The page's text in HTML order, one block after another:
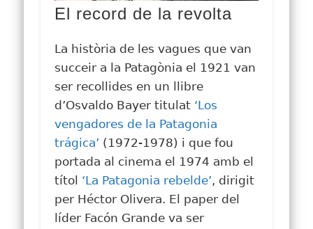
El record de la revolta
La història de les vagues que van
succeir a la Patagònia el 1921 van
ser recollides en un llibre
d’Osvaldo Bayer titulat ‘Los
vengadores de la Patagonia
trágica’ (1972-1978) i que fou
portada al cinema el 1974 amb el
títol ‘La Patagonia rebelde’, dirigit
per Héctor Olivera. El paper del
líder Facón Grande va ser